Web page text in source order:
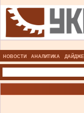
НОВОСТИ АНАЛИТИКА